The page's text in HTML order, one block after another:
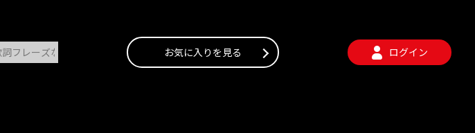
お気に入りを見る ログイン